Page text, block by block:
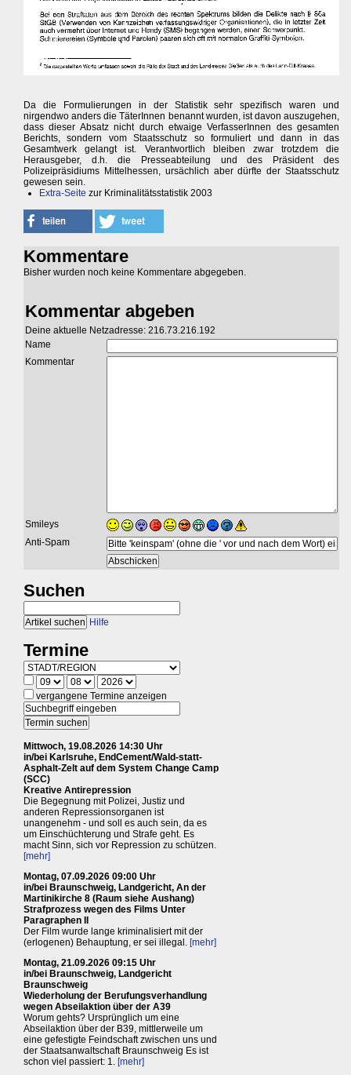
Da die Formulierungen in der Statistik sehr spezifisch waren und
nirgendwo anders die TäterInnen benannt wurden, ist davon auszugehen,
dass dieser Absatz nicht durch etwaige VerfasserInnen des gesamten
Berichts, sondern vom Staatsschutz so formuliert und dann in das
Gesamtwerk gelangt ist. Verantwortlich bleiben zwar trotzdem die
Herausgeber, d.h. die Presseabteilung und des Präsident des
Polizeipräsidiums Mittelhessen, ursächlich aber dürfte der Staatsschutz
gewesen sein.
Extra-Seite zur Kriminalitätsstatistik 2003
Kommentare
Bisher wurden noch keine Kommentare abgegeben.
Kommentar abgeben
Deine aktuelle Netzadresse: 216.73.216.192
Name
Kommentar
Smileys
Anti-Spam
Suchen
Hilfe
Termine
vergangene Termine anzeigen
Mittwoch, 19.08.2026 14:30 Uhr
in/bei Karlsruhe, EndCement/Wald-statt-
Asphalt-Zelt auf dem System Change Camp
(SCC)
Kreative Antirepression
Die Begegnung mit Polizei, Justiz und
anderen Repressionsorganen ist
unangenehm - und soll es auch sein, da es
um Einschüchterung und Strafe geht. Es
macht Sinn, sich vor Repression zu schützen.
[mehr]
Montag, 07.09.2026 09:00 Uhr
in/bei Braunschweig, Landgericht, An der
Martinikirche 8 (Raum siehe Aushang)
Strafprozess wegen des Films Unter
Paragraphen II
Der Film wurde lange kriminalisiert mit der
(erlogenen) Behauptung, er sei illegal. [mehr]
Montag, 21.09.2026 09:15 Uhr
in/bei Braunschweig, Landgericht
Braunschweig
Wiederholung der Berufungsverhandlung
wegen Abseilaktion über der A39
Worum gehts? Ursprünglich um eine
Abseilaktion über der B39, mittlerweile um
eine gefestigte Feindschaft zwischen uns und
der Staatsanwaltschaft Braunschweig Es ist
schon viel passiert: 1. [mehr]